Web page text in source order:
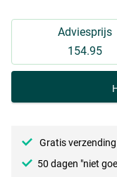
Adviesprijs
154.95
Gratis
50 dagen "niet